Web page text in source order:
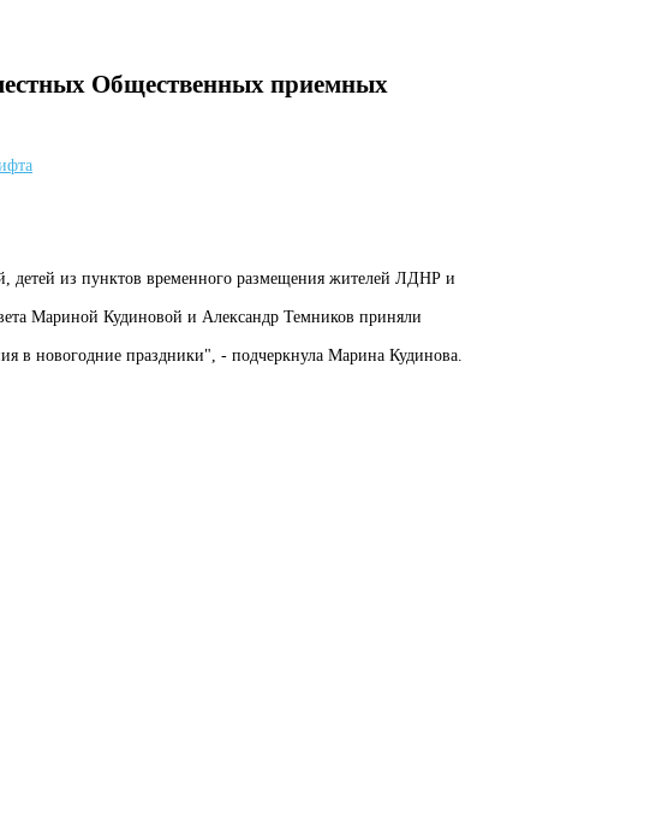
Общественных приемных
детей из пунктов временного размещения жителей ЛДНР и
Мариной Кудиновой и Александр Темников приняли
в новогодние праздники", - подчеркнула Марина Кудинова.